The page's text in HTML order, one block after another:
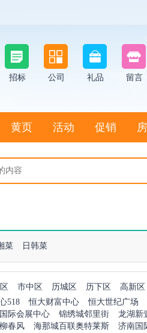
招标 公司 礼品 留言
黄页 活动 促销
菜 日韩菜
市中区 历城区 历下区 高新区
518 恒大财富中心 恒大世纪广场
际会展中心 锦绣城邻里街 龙湖新
春风 海那城百联奥特莱斯 济南国